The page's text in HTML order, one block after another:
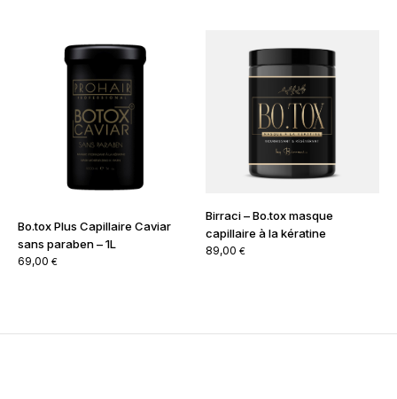
Bo.tox Plus Capillaire Caviar
sans paraben – 1L
69,00 €
Birraci – Bo.tox masque
capillaire à la kératine
89,00 €